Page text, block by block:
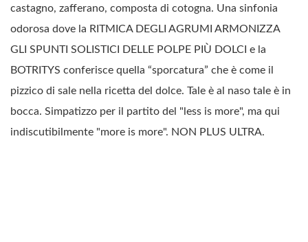
castagno, zafferano, composta di cotogna. Una sinfonia
odorosa dove la RITMICA DEGLI AGRUMI ARMONIZZA
GLI SPUNTI SOLISTICI DELLE POLPE PIÙ DOLCI e la
BOTRITYS conferisce quella “sporcatura” che è come il
pizzico di sale nella ricetta del dolce. Tale è al naso tale è in
bocca. Simpatizzo per il partito del "less is more", ma qui
indiscutibilmente "more is more". NON PLUS ULTRA.